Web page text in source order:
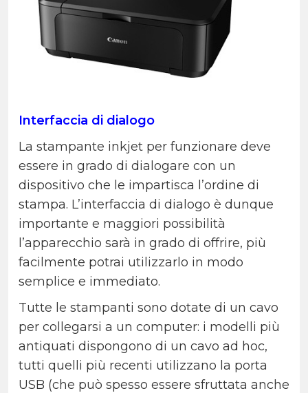
Interfaccia di dialogo
La stampante inkjet per funzionare deve
essere in grado di dialogare con un
dispositivo che le impartisca l’ordine di
stampa. L’interfaccia di dialogo è dunque
importante e maggiori possibilità
l’apparecchio sarà in grado di offrire, più
facilmente potrai utilizzarlo in modo
semplice e immediato.
Tutte le stampanti sono dotate di un cavo
per collegarsi a un computer: i modelli più
antiquati dispongono di un cavo ad hoc,
tutti quelli più recenti utilizzano la porta
USB (che può spesso essere sfruttata anche